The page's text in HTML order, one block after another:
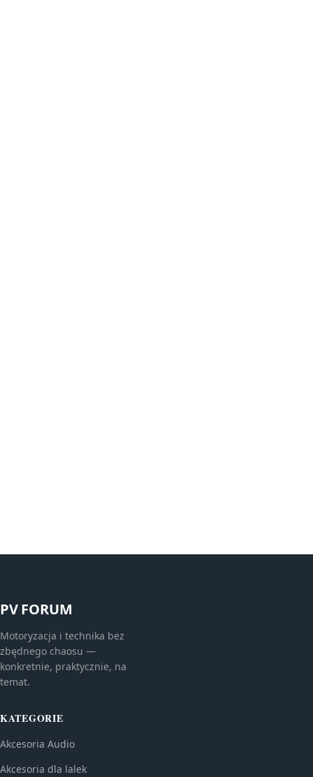
PV FORUM
Motoryzacja i technika bez
zbędnego chaosu —
konkretnie, praktycznie, na
temat.
KATEGORIE
Akcesoria Audio
Akcesoria dla lalek